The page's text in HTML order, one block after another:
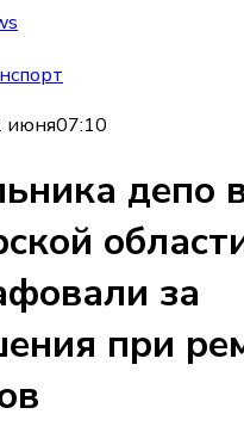
июня07:10
депо
за
при